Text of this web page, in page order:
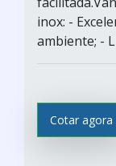
inox: -
ambiente; -
Cotar agora